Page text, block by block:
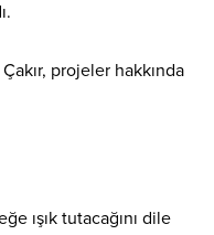
projeler hakkında
ışık tutacağını dile